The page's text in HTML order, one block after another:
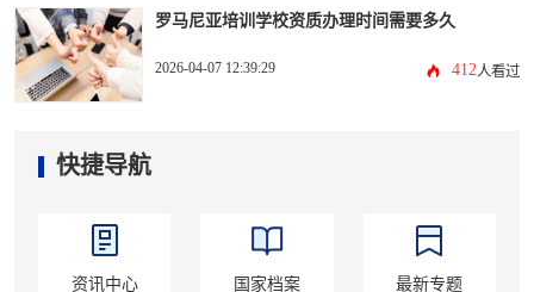
罗马尼亚培训学校资质办理时间需要多久
2026-04-07 12:39:29 412人看过
快捷导航
资讯中心 国家档案 最新专题